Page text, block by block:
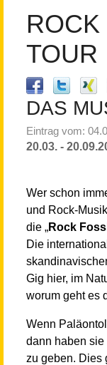
TOUR
DAS
Eintrag vom:
20.03. -
Wer schon
und Rock-
die „Rock
Die
Gig hier, im
worum geht es
Wenn
dann haben
zu geben. Dies